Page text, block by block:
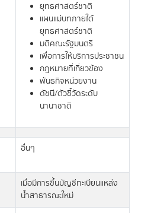
ยุทธศาสตร์ชาติ
แผนแม่บทภายใต้
ยุทธศาสตร์ชาติ
มติคณะรัฐมนตรี
เพื่อการให้บริการประชาชน
กฎหมายที่เกี่ยวข้อง
พันธกิจหน่วยงาน
ดัชนี/ตัวชี้วัดระดับ
นานาชาติ
อื่นๆ
เมื่อมีการขึ้นบัญชีทะเบียนแหล่ง
น้ำสาธารณะใหม่